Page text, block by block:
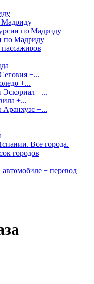
Мадриду
по Мадриду
по Мадриду
+...
+...
Эскориал +...
+...
Аранхуэс +...
Все города.
городов
+ перевод